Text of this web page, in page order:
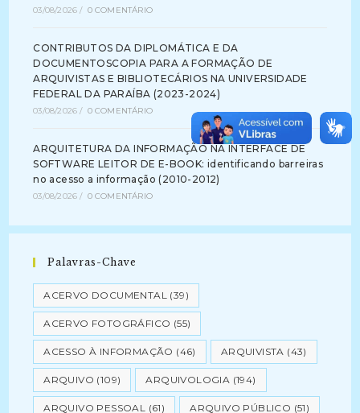
03/08/2026 / 0 COMENTÁRIO
CONTRIBUTOS DA DIPLOMÁTICA E DA
DOCUMENTOSCOPIA PARA A FORMAÇÃO DE
ARQUIVISTAS E BIBLIOTECÁRIOS NA UNIVERSIDADE
FEDERAL DA PARAÍBA (2023-2024)
03/08/2026 / 0 COMENTÁRIO
ARQUITETURA DA INFORMAÇÃO NA INTERFACE DE
SOFTWARE LEITOR DE E-BOOK: identificando barreiras
no acesso a informação (2010-2012)
03/08/2026 / 0 COMENTÁRIO
Palavras-Chave
ACERVO DOCUMENTAL (39)
ACERVO FOTOGRÁFICO (55)
ACESSO À INFORMAÇÃO (46) ARQUIVISTA (43)
ARQUIVO (109) ARQUIVOLOGIA (194)
ARQUIVO PESSOAL (61) ARQUIVO PÚBLICO (51)